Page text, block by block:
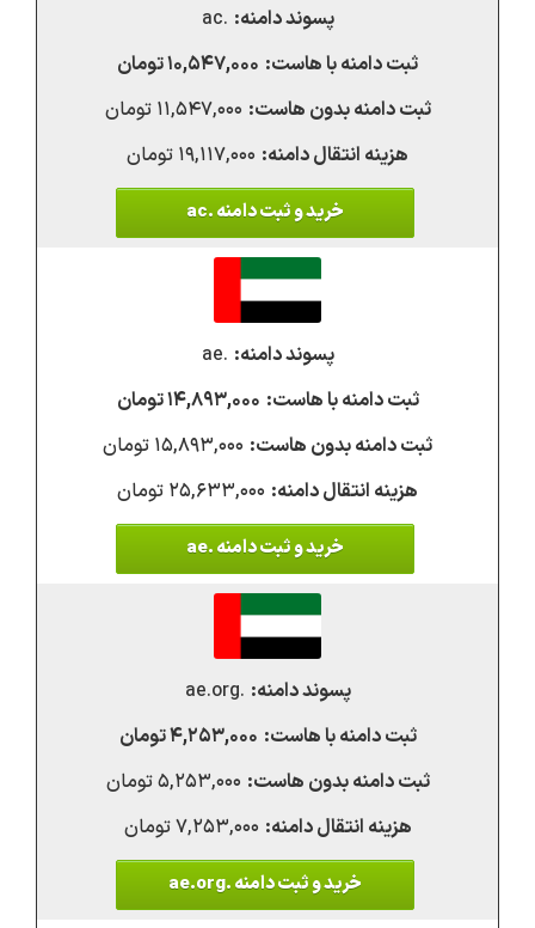
.ac
۱۰,۵۴۷,۰۰۰ تومان
۱۱,۵۴۷,۰۰۰ تومان
۱۹,۱۱۷,۰۰۰ تومان
خرید و ثبت دامنه .ac
.ae
۱۴,۸۹۳,۰۰۰ تومان
۱۵,۸۹۳,۰۰۰ تومان
۲۵,۶۳۳,۰۰۰ تومان
خرید و ثبت دامنه .ae
.ae.org
۴,۲۵۳,۰۰۰ تومان
۵,۲۵۳,۰۰۰ تومان
۷,۲۵۳,۰۰۰ تومان
خرید و ثبت دامنه .ae.org